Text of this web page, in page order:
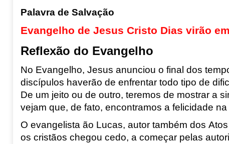
Palavra de Salvação
Evangelho de Jesus Cristo Dias virão
Reflexão do Evangelho
No Evangelho, Jesus anunciou o final dos
discípulos haverão de enfrentar todo tipo de
De um jeito ou de outro, teremos de mostrar a
vejam que, de fato, encontramos a felicidade
O evangelista ão Lucas, autor também dos
os cristãos chegou cedo, a começar pelas